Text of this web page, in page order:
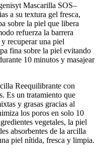
Mascarilla SOS–
a su textura gel fresca,
sobre la piel que libera
refuerza la barrera
recuperar una piel
fina sobre la piel evitando
10 minutos y masajear
Reequilibrante con
Es un tratamiento que
y grasas gracias al
los poros en solo 10
vegetales, la piel
absorbentes de la arcilla
piel nítida, fresca y limpia.